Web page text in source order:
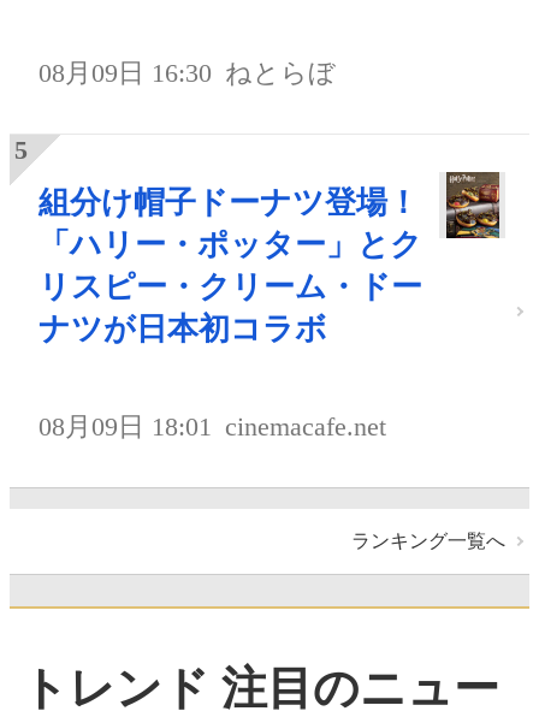
08月09日 16:30 ねとらぼ
組分け帽子ドーナツ登場！
「ハリー・ポッター」とク
リスピー・クリーム・ドー
ナツが日本初コラボ
08月09日 18:01 cinemacafe.net
ランキング一覧へ
トレンド 注目のニュー